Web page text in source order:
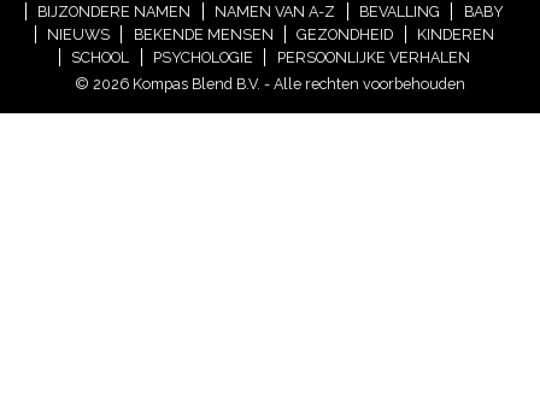
BIJZONDERE NAMEN
NAMEN VAN A-Z BEVALLING
BABY
NIEUWS
BEKENDE MENSEN GEZONDHEID
KINDEREN
SCHOOL
PSYCHOLOGIE
PERSOONLIJKE VERHALEN
© 2026 Kompas Blend B.V. - Alle rechten voorbehouden